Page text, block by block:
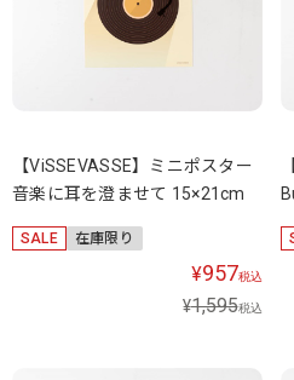
【ViSSEVASSE】ミニポスター
音楽に耳を澄ませて 15×21cm
SALE 在庫限り
¥957税込
¥1,595税込